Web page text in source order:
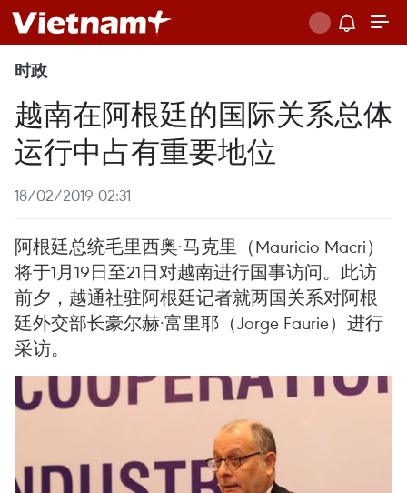
时政
越南在阿根廷的国际关系总体
运行中占有重要地位
18/02/2019 02:31
阿根廷总统毛里西奥·马克里（Mauricio Macri）
将于1月19日至21日对越南进行国事访问。此访
前夕，越通社驻阿根廷记者就两国关系对阿根
廷外交部长豪尔赫·富里耶（Jorge Faurie）进行
采访。